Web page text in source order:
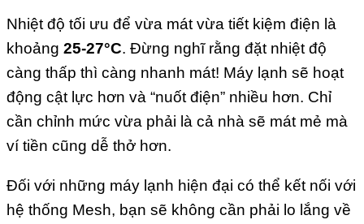
Nhiệt độ tối ưu để vừa mát vừa tiết kiệm điện là
khoảng 25-27°C. Đừng nghĩ rằng đặt nhiệt độ
càng thấp thì càng nhanh mát! Máy lạnh sẽ hoạt
động cật lực hơn và “nuốt điện” nhiều hơn. Chỉ
cần chỉnh mức vừa phải là cả nhà sẽ mát mẻ mà
ví tiền cũng dễ thở hơn.
Đối với những máy lạnh hiện đại có thể kết nối với
hệ thống Mesh, bạn sẽ không cần phải lo lắng về